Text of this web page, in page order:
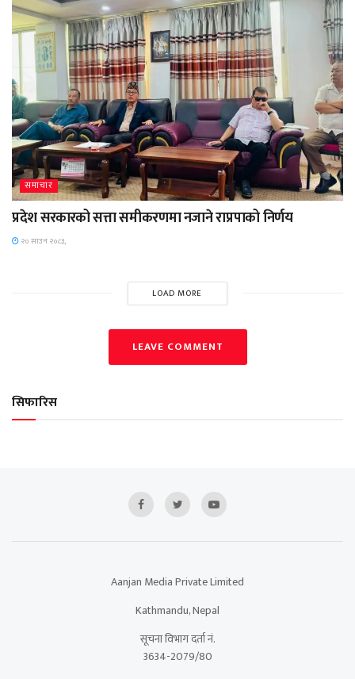
समाचार
प्रदेश सरकारको सत्ता समीकरणमा नजाने राप्रपाको निर्णय
२० साउन २०८३,
LOAD MORE
LEAVE COMMENT
सिफारिस
Aanjan Media Private Limited
Kathmandu, Nepal
सूचना विभाग दर्ता नं.
3634-2079/80